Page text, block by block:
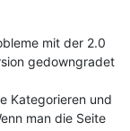
mit der 2.0
gedowngradet
Kategorieren und
man die Seite